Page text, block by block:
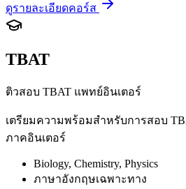
ดูรายละเอียดคอร์ส
TBAT
ติวสอบ TBAT แพทย์อินเตอร์
เตรียมความพร้อมสำหรับการสอบ
ภาคอินเตอร์
Biology, Chemistry, Physics
ภาษาอังกฤษเฉพาะทาง